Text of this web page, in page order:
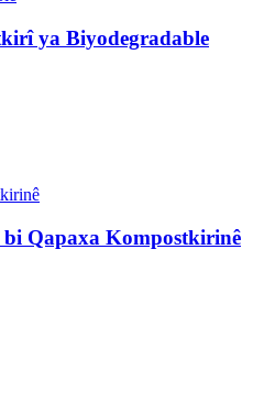
ya Biyodegradable
bi Qapaxa Kompostkirinê